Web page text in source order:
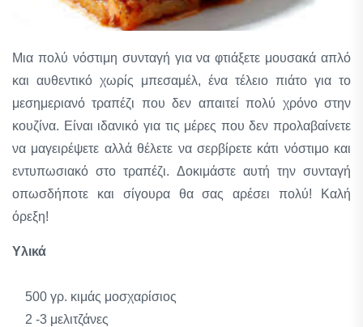
Μια πολύ νόστιμη συνταγή για να φτιάξετε μουσακά απλό
και αυθεντικό χωρίς μπεσαμέλ, ένα τέλειο πιάτο για το
μεσημεριανό τραπέζι που δεν απαιτεί πολύ χρόνο στην
κουζίνα. Είναι ιδανικό για τις μέρες που δεν προλαβαίνετε
να μαγειρέψετε αλλά θέλετε να σερβίρετε κάτι νόστιμο και
εντυπωσιακό στο τραπέζι. Δοκιμάστε αυτή την συνταγή
οπωσδήποτε και σίγουρα θα σας αρέσει πολύ! Καλή
όρεξη!
Υλικά
500 γρ. κιμάς μοσχαρίσιος
2 -3 μελιτζάνες